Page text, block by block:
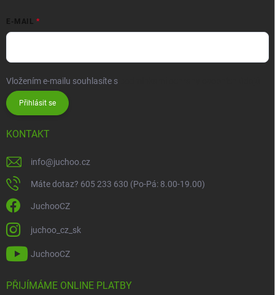
E-MAIL
Vložením e-mailu souhlasíte s
Přihlásit se
KONTAKT
info@juchoo.cz
Máte dotaz? 605 233 630 (Po-Pá: 8.00-19.00)
JuchooCZ
juchoo_cz_sk
JuchooCZ
PŘIJÍMÁME ONLINE PLATBY